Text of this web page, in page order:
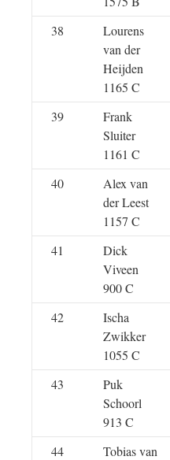
38
Lourens
van der
Heijden
1165 C
39
Frank
Sluiter
1161 C
40
Alex van
der Leest
1157 C
41
Dick
Viveen
900 C
42
Ischa
Zwikker
1055 C
43
Puk
Schoorl
913 C
44
Tobias van